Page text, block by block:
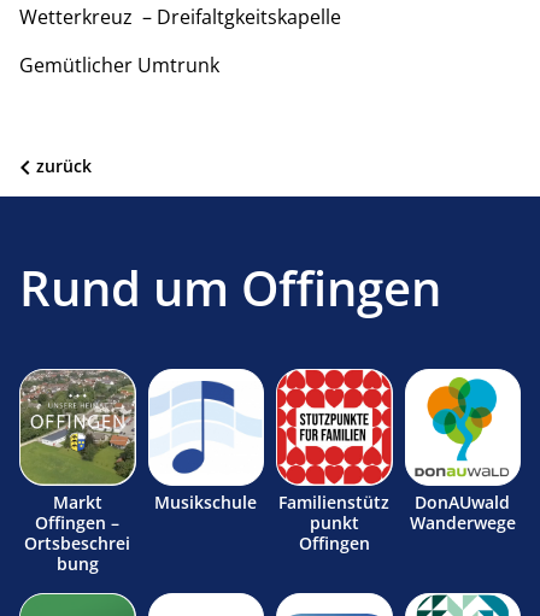
Wetterkreuz – Dreifaltgkeitskapelle
Gemütlicher Umtrunk
zurück
Rund um Offingen
Markt
Offingen –
Ortsbeschrei
bung
Musikschule
Familienstütz
punkt
Offingen
DonAUwald
Wanderwege